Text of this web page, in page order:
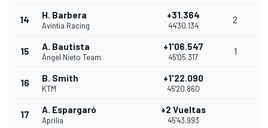
14 H. Barbera
Avintia Racing
+31.364
44'30.134
2
15 A. Bautista
Ángel Nieto Team
+1'06.547
45'05.317
1
16 B. Smith
KTM
+1'22.090
45'20.860
17 A. Espargaró
Aprilia
+2 Vueltas
45'43.993